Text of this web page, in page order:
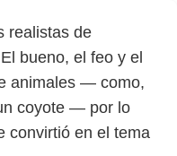
realistas de
bueno, el feo y el
animales — como,
coyote — por lo
convirtió en el tema